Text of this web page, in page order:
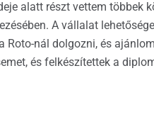
alatt részt vettem
A vállalat
Roto-nál dolgozni, és
és felkészítettek a